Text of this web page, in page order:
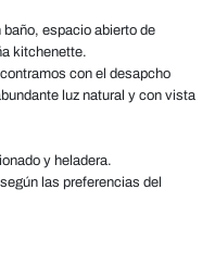
espacio abierto de
kitchenette.
con el desapcho
luz natural y con vista
y heladera.
las preferencias del